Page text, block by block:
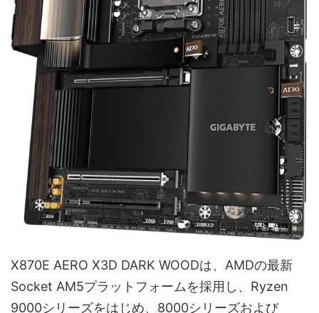
X870E AERO X3D DARK WOODは、AMDの最新
Socket AM5プラットフォームを採用し、Ryzen
9000シリーズをはじめ、8000シリーズおよび